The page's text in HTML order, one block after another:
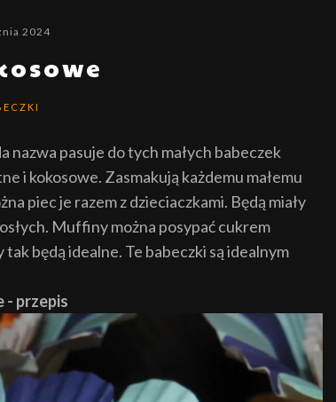
2024
pasuje do tych małych babeczek
i kokosowe. Zasmakują każdemu małemu
piec je razem z dzieciaczkami. Będą miały
Muffiny można posypać cukrem
będą idealne. Te babeczki są idealnym
przepis